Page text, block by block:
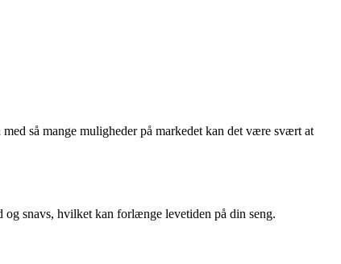
så mange muligheder på markedet kan det være svært at
og snavs, hvilket kan forlænge levetiden på din seng.